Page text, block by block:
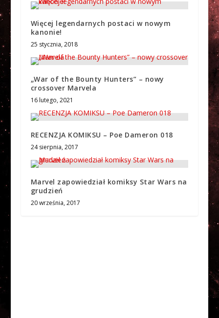
Więcej legendarnych postaci w nowym
kanonie!
25 stycznia, 2018
„War of the Bounty Hunters” – nowy
crossover Marvela
16 lutego, 2021
RECENZJA KOMIKSU – Poe Dameron 018
24 sierpnia, 2017
Marvel zapowiedział komiksy Star Wars na
grudzień
20 września, 2017